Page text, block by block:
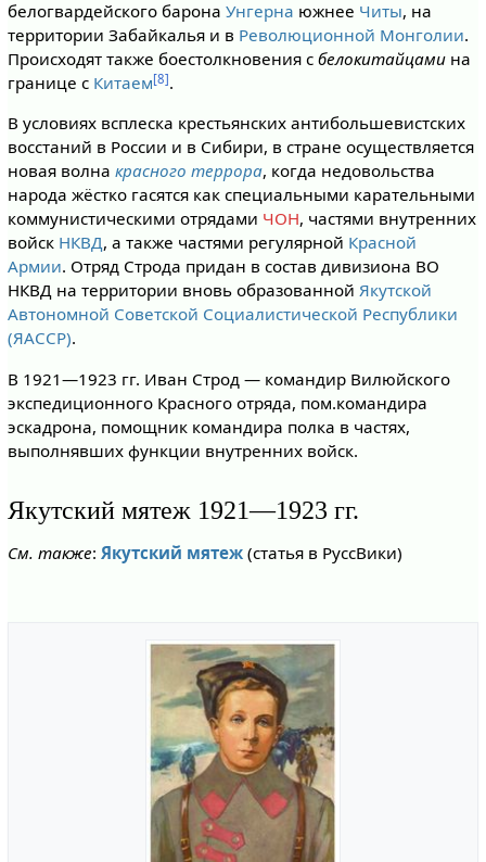
белогвардейского барона Унгерна южнее Читы, на
территории Забайкалья и в Революционной Монголии.
Происходят также боестолкновения с белокитайцамина
границе с Китаем[8].
В условиях всплеска крестьянских антибольшевистских
восстаний в России и в Сибири, в стране осуществляется
новая волна красного террора, когда недовольства
народа жёстко гасятся как специальными карательными
коммунистическими отрядами ЧОН, частями внутренних
войск НКВД, а также частями регулярной Красной
Армии. Отряд Строда придан в состав дивизиона ВО
НКВД на территории вновь образованной Якутской
Автономной Советской Социалистической Республики
(ЯАССР).
В 1921—1923 гг. Иван Строд — командир Вилюйского
экспедиционного Красного отряда, пом.командира
эскадрона, помощник командира полка в частях,
выполнявших функции внутренних войск.
Якутский мятеж 1921—1923 гг.
См. также: Якутский мятеж(статья в РуссВики)